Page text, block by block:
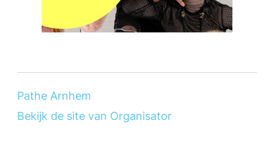
Pathe Arnhem
Bekijk de site van Organisator